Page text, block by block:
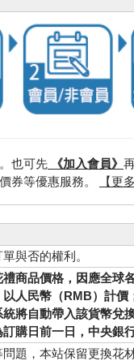
也可先 《加入會員》
券等優惠服務。
【更
與否的權利。
商品價格，因應全球
人民幣（RMB）計價
將自動帶入該貨幣兌
購日前一日，中央銀
題，本站保留更換花